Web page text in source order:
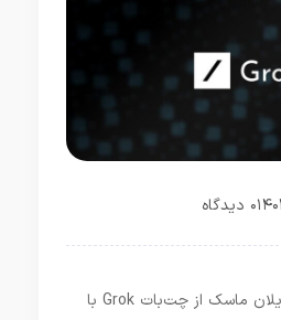
۰ دیدگاه
ایلان ماسک از چت‌بات Grok با